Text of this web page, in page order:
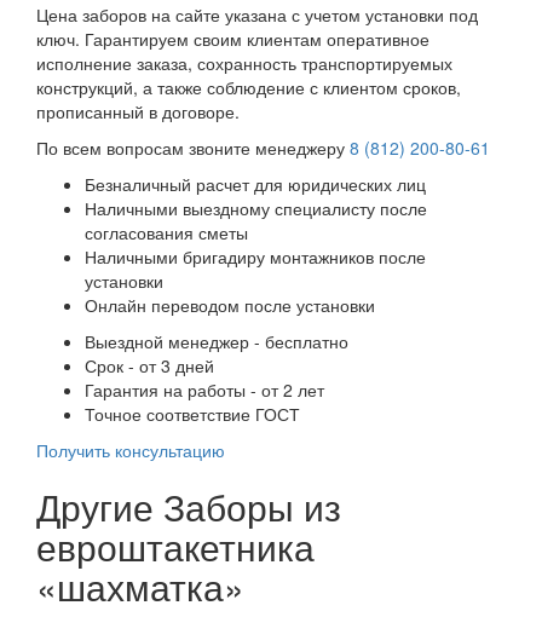
Цена заборов на сайте указана с учетом установки под
ключ. Гарантируем своим клиентам оперативное
исполнение заказа, сохранность транспортируемых
конструкций, а также соблюдение с клиентом сроков,
прописанный в договоре.
По всем вопросам звоните менеджеру 8 (812) 200-80-61
Безналичный расчет для юридических лиц
Наличными выездному специалисту после
согласования сметы
Наличными бригадиру монтажников после
установки
Онлайн переводом после установки
Выездной менеджер - бесплатно
Срок - от 3 дней
Гарантия на работы - от 2 лет
Точное соответствие ГОСТ
Получить консультацию
Другие Заборы из
евроштакетника
«шахматка»